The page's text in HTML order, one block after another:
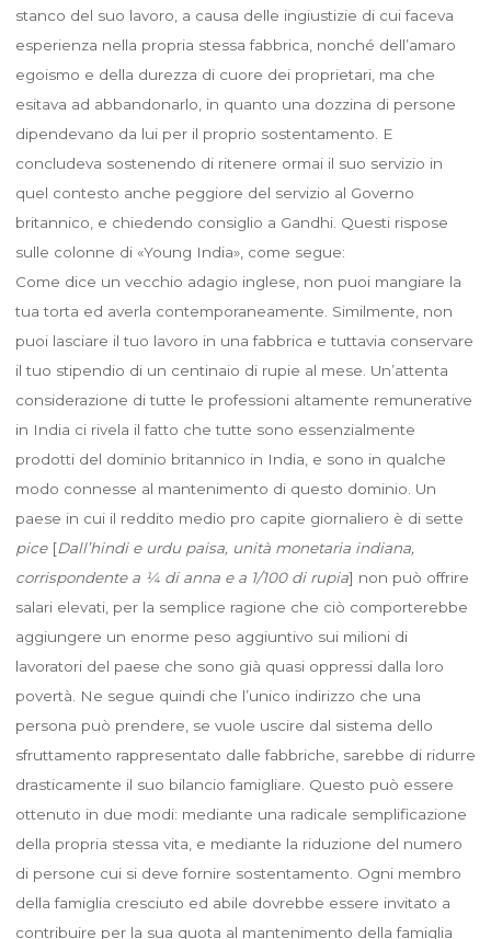
stanco del suo lavoro, a causa delle ingiustizie di cui faceva
esperienza nella propria stessa fabbrica, nonché dell’amaro
egoismo e della durezza di cuore dei proprietari, ma che
esitava ad abbandonarlo, in quanto una dozzina di persone
dipendevano da lui per il proprio sostentamento. E
concludeva sostenendo di ritenere ormai il suo servizio in
quel contesto anche peggiore del servizio al Governo
britannico, e chiedendo consiglio a Gandhi. Questi rispose
sulle colonne di «Young India», come segue:
Come dice un vecchio adagio inglese, non puoi mangiare la
tua torta ed averla contemporaneamente. Similmente, non
puoi lasciare il tuo lavoro in una fabbrica e tuttavia conservare
il tuo stipendio di un centinaio di rupie al mese. Un’attenta
considerazione di tutte le professioni altamente remunerative
in India ci rivela il fatto che tutte sono essenzialmente
prodotti del dominio britannico in India, e sono in qualche
modo connesse al mantenimento di questo dominio. Un
paese in cui il reddito medio pro capite giornaliero è di sette
pice [Dall’hindi e urdu paisa, unità monetaria indiana,
corrispondente a ¼ di anna e a 1/100 di rupia] non può offrire
salari elevati, per la semplice ragione che ciò comporterebbe
aggiungere un enorme peso aggiuntivo sui milioni di
lavoratori del paese che sono già quasi oppressi dalla loro
povertà. Ne segue quindi che l’unico indirizzo che una
persona può prendere, se vuole uscire dal sistema dello
sfruttamento rappresentato dalle fabbriche, sarebbe di ridurre
drasticamente il suo bilancio famigliare. Questo può essere
ottenuto in due modi: mediante una radicale semplificazione
della propria stessa vita, e mediante la riduzione del numero
di persone cui si deve fornire sostentamento. Ogni membro
della famiglia cresciuto ed abile dovrebbe essere invitato a
contribuire per la sua quota al mantenimento della famiglia